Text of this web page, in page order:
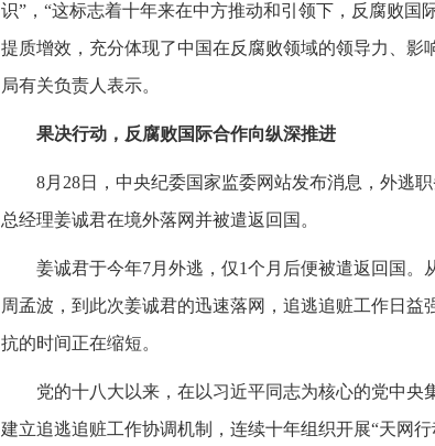
识”，“这标志着十年来在中方推动和引领下，反腐败国
提质增效，充分体现了中国在反腐败领域的领导力、影
局有关负责人表示。
果决行动，反腐败国际合作向纵深推进
8月28日，中央纪委国家监委网站发布消息，外逃
总经理姜诚君在境外落网并被遣返回国。
姜诚君于今年7月外逃，仅1个月后便被遣返回国
周孟波，到此次姜诚君的迅速落网，追逃追赃工作日
抗的时间正在缩短。
党的十八大以来，在以习近平同志为核心的党中央
建立追逃追赃工作协调机制，连续十年组织开展“天网